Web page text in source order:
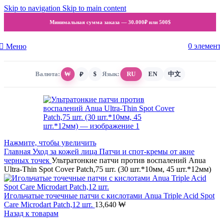
Skip to navigation Skip to main content
Минимальная сумма заказа —30.000₽ или 500$
Меню 0
Валюта: ₩ ₽ $ Язык: RU EN 中文
Нажмите, чтобы увеличить
Главная Уход за кожей лица Патчи и спот-кремы от акне
черных точек Ультратонкие патчи против воспалений Anua
Ultra-Thin Spot Cover Patch,75 шт. (30 шт.*10мм, 45 шт.*12мм)
Игольчатые точечные патчи с кислотами Anua Triple Acid Spot
Care Microdart Patch,12 шт. 13,640 ₩
Назад к товарам